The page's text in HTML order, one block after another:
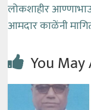
लोकशाहीर
आमदार काळेंनी
You May